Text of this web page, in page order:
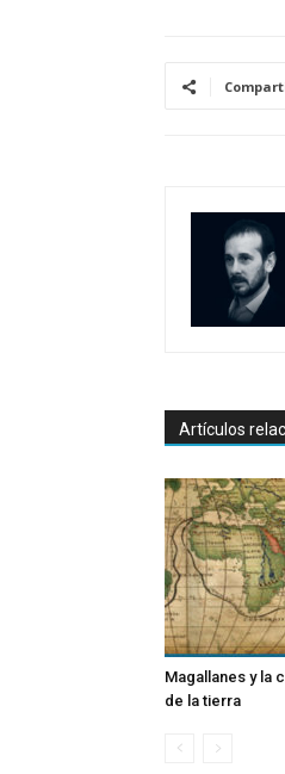
Artículos
Magallanes y la
de la tierra